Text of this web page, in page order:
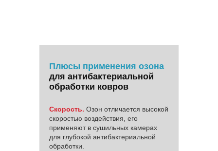
Плюсы применения озона
для антибактериальной
обработки ковров
Скорость. Озон отличается высокой
скоростью воздействия, его
применяют в сушильных камерах
для глубокой антибактериальной
обработки.